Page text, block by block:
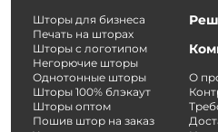
Шторы для бизнеса
Печать на шторах
Шторы с логотипом
Негорючие шторы
Однотонные шторы
Шторы 100% блэкаут
Шторы оптом
Пошив штор на заказ
О